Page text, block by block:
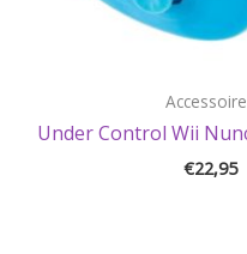
Under Control Wii
€22,95